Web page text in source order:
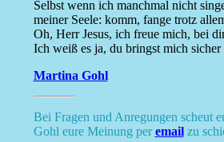
Selbst wenn ich manchmal nicht
meiner Seele: komm, fange trotz
Oh, Herr Jesus, ich freue mich, bei
Ich weiß es ja, du bringst mich sicher
Martina Gohl
Bei Fragen und Anregungen scheut
Gohl eure Meinung peremailzu